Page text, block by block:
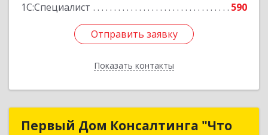
1С:Специалист
590
Отправить заявку
Показать контакты
Отправить заявку
Назад
Первый Дом Консалтинга "Что
Первый Дом Консалтинга "Что